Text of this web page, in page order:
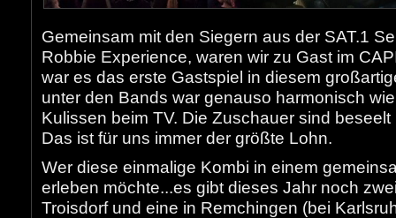
Gemeinsam mit den Siegern aus der SAT.1
Robbie Experience, waren wir zu Gast im
war es das erste Gastspiel in diesem
unter den Bands war genauso harmonisch
Kulissen beim TV. Die Zuschauer sind
Das ist für uns immer der größte Lohn.
Wer diese einmalige Kombi in einem
erleben möchte...es gibt dieses Jahr noch
Troisdorf und eine in Remchingen (bei